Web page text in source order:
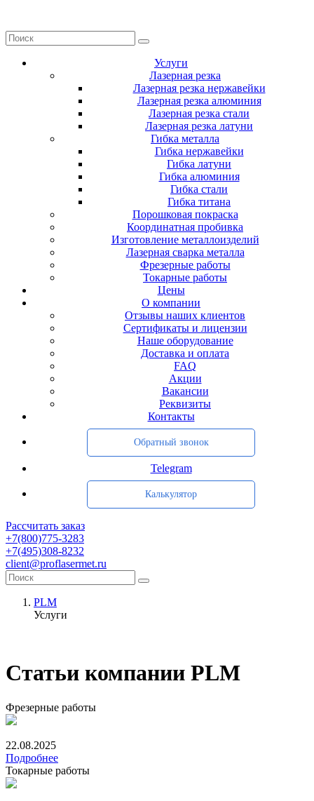
Услуги
Лазерная резка
Лазерная резка нержавейки
Лазерная резка алюминия
Лазерная резка стали
Лазерная резка латуни
Гибка металла
Гибка нержавейки
Гибка латуни
Гибка алюминия
Гибка стали
Гибка титана
Порошковая покраска
Координатная пробивка
Изготовление металлоизделий
Лазерная сварка металла
Фрезерные работы
Токарные работы
Цены
О компании
Отзывы наших клиентов
Сертификаты и лицензии
Наше оборудование
Доставка и оплата
FAQ
Акции
Вакансии
Реквизиты
Контакты
Обратный звонок
Telegram
Калькулятор
Рассчитать заказ
+7(800)775-3283
+7(495)308-8232
client@proflasermet.ru
PLM
Услуги
Статьи компании PLM
Фрезерные работы
22.08.2025
Подробнее
Токарные работы